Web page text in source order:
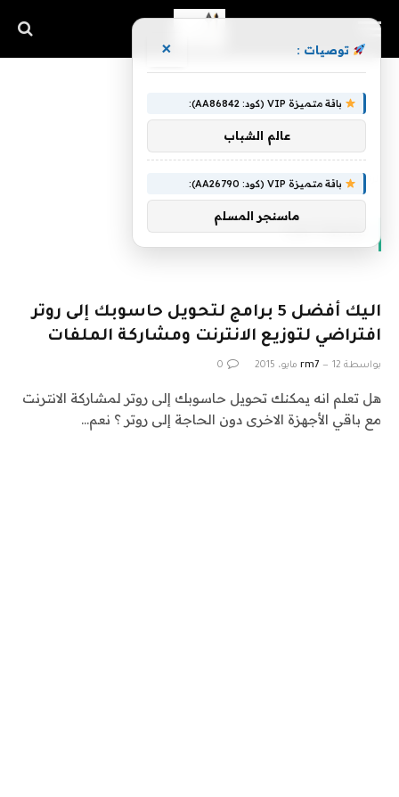
الرئيسية »
Software
SOFTWARE
اليك أفضل 5 برامج لتحويل حاسوبك إلى روتر
افتراضي لتوزيع الانترنت ومشاركة الملفات
بواسطة rm7 12 مايو، 2015 0
هل تعلم انه يمكنك تحويل حاسوبك إلى روتر لمشاركة الانترنت
مع باقي الأجهزة الاخرى دون الحاجة إلى روتر ؟ نعم…
توصيات : ×
باقة متميزة VIP (كود: AA86842):
عالم الشباب
باقة متميزة VIP (كود: AA26790):
ماسنجر المسلم